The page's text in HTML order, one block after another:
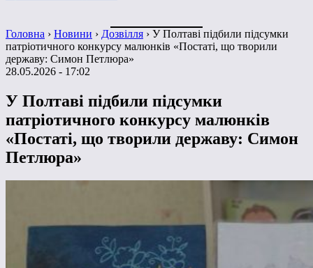
Головна › Новини › Дозвілля › У Полтаві підбили підсумки
патріотичного конкурсу малюнків «Постаті, що творили
державу: Симон Петлюра»
28.05.2026 - 17:02
У Полтаві підбили підсумки
патріотичного конкурсу малюнків
«Постаті, що творили державу: Симон
Петлюра»